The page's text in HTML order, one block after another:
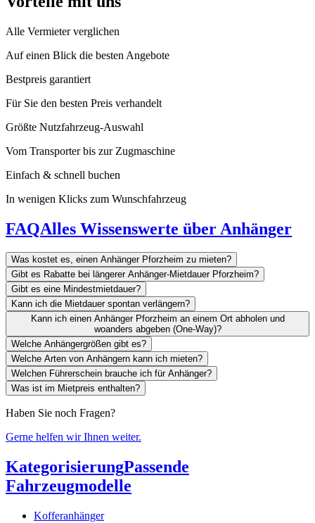
Alle Vermieter verglichen
Auf einen Blick die besten Angebote
Bestpreis garantiert
Für Sie den besten Preis verhandelt
Größte Nutzfahrzeug-Auswahl
Vom Transporter bis zur Zugmaschine
Einfach & schnell buchen
In wenigen Klicks zum Wunschfahrzeug
FAQAlles Wissenswerte über Anhänger
Was kostet es, einen Anhänger Pforzheim zu mieten?
Gibt es Rabatte bei längerer Anhänger-Mietdauer Pforzheim?
Gibt es eine Mindestmietdauer?
Kann ich die Mietdauer spontan verlängern?
Kann ich einen Anhänger Pforzheim an einem Ort abholen und
woanders abgeben (One-Way)?
Welche Anhängergrößen gibt es?
Welche Arten von Anhängern kann ich mieten?
Welchen Führerschein brauche ich für Anhänger?
Was ist im Mietpreis enthalten?
Haben Sie noch Fragen?
Gerne helfen wir Ihnen weiter.
KategorisierungPassende
Fahrzeugmodelle
Kofferanhänger